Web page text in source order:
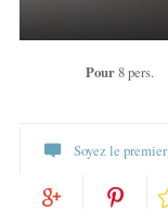
Pour8 pers.
Soyez le